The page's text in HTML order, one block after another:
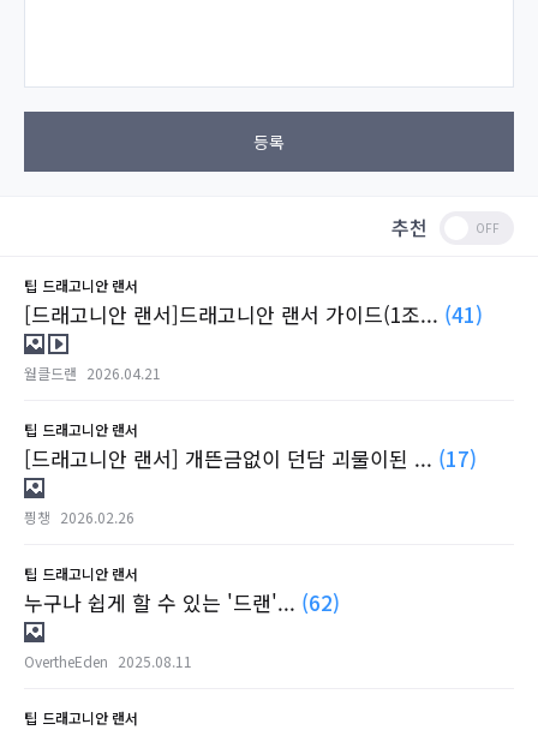
등록
추천
팁 드래고니안 랜서
[드래고니안 랜서]드래고니안 랜서 가이드(1조... (41)
월클드랜 2026.04.21
팁 드래고니안 랜서
[드래고니안 랜서] 개뜬금없이 던담 괴물이된 ... (17)
픵챙 2026.02.26
팁 드래고니안 랜서
누구나 쉽게 할 수 있는 '드랜'... (62)
OvertheEden 2025.08.11
팁 드래고니안 랜서